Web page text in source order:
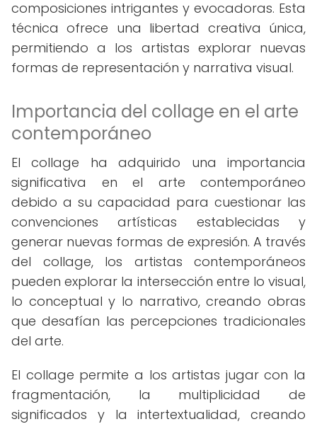
composiciones intrigantes y evocadoras. Esta
técnica ofrece una libertad creativa única,
permitiendo a los artistas explorar nuevas
formas de representación y narrativa visual.
Importancia del collage en el arte
contemporáneo
El collage ha adquirido una importancia
significativa en el arte contemporáneo
debido a su capacidad para cuestionar las
convenciones artísticas establecidas y
generar nuevas formas de expresión. A través
del collage, los artistas contemporáneos
pueden explorar la intersección entre lo visual,
lo conceptual y lo narrativo, creando obras
que desafían las percepciones tradicionales
del arte.
El collage permite a los artistas jugar con la
fragmentación, la multiplicidad de
significados y la intertextualidad, creando